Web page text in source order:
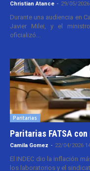
Christian Atance - 29/05/
Durante una audiencia en
Javier Milei, y el
oficializó...
Paritarias
Paritarias FATSA
Camila Gomez - 22/04/2026
El INDEC dio la inflación
los laboratorios y el